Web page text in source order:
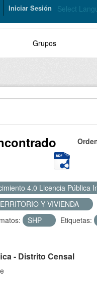
Select
Iniciar Sesión
Grupos
4.0 Licencia Pública
Y VIVIENDA
SHP Etiquetas:
- Distrito Censal